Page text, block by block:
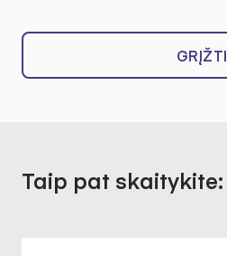
GRĮŽTI
Taip pat skaitykite: